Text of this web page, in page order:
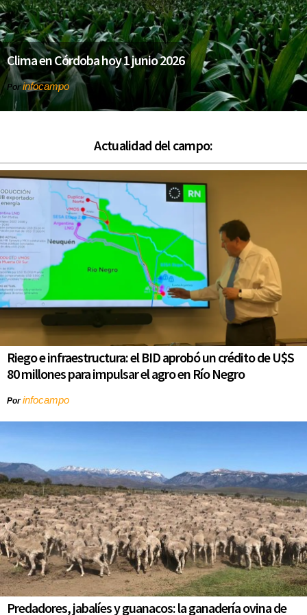
Clima en Córdoba hoy 1 junio 2026
Por infocampo
Actualidad del campo:
Riego e infraestructura: el BID aprobó un crédito de U$S
80 millones para impulsar el agro en Río Negro
Porinfocampo
Predadores, jabalíes y guanacos: la ganadería ovina de